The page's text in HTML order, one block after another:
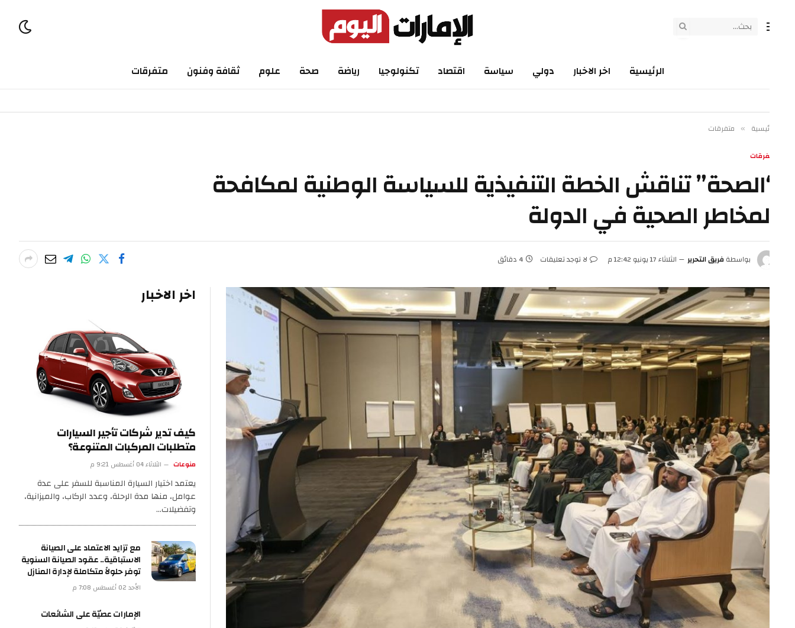
الرئيسية اخر الاخبار دولي سياسة اقتصاد تكنولوجيا رياضة صحة علوم ثقافة وفنون متفرقات
» متفرقات
تناقش الخطة التنفيذية للسياسة الوطنية لمكافحة
الصحية في الدولة
بواسطة فريق التحرير الثلاثاء 17 يونيو 12:42 م لا توجد تعليقات 4 دقائق
اخر الاخبار
كيف تدير شركات تأجير السيارات
متطلبات المركبات المتنوعة؟
الثلاثاء 04 أغسطس 9:21 م
يعتمد اختيار السيارة المناسبة للسفر على عدة
عوامل، منها مدة الرحلة، وعدد الركاب، والميزانية،
وتفضيلات…
مع تزايد الاعتماد على الصيانة
الاستباقية.. عقود الصيانة السنوية
توفر حلولاً متكاملة لإدارة المنازل
الإمارات عصيّة على الشائعات